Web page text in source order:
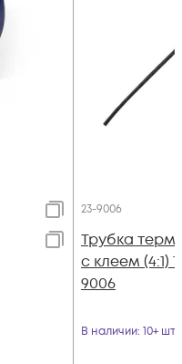
23-9006
Трубка
с клеем (4:1)
9006
В наличии: 10+ шт